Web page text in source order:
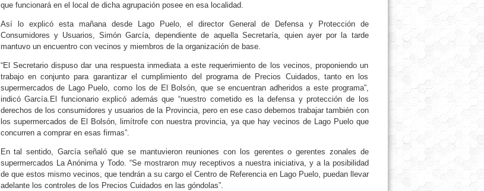
que funcionará en el local de dicha agrupación posee en esa localidad.
Así lo explicó esta mañana desde Lago Puelo, el director General de Defensa y Protección de
Consumidores y Usuarios, Simón García, dependiente de aquella Secretaría, quien ayer por la tarde
mantuvo un encuentro con vecinos y miembros de la organización de base.
“El Secretario dispuso dar una respuesta inmediata a este requerimiento de los vecinos, proponiendo un
trabajo en conjunto para garantizar el cumplimiento del programa de Precios Cuidados, tanto en los
supermercados de Lago Puelo, como los de El Bolsón, que se encuentran adheridos a este programa”,
indicó García. El funcionario explicó además que “nuestro cometido es la defensa y protección de los
derechos de los consumidores y usuarios de la Provincia, pero en ese caso debemos trabajar también con
los supermercados de El Bolsón, limítrofe con nuestra provincia, ya que hay vecinos de Lago Puelo que
concurren a comprar en esas firmas”.
En tal sentido, García señaló que se mantuvieron reuniones con los gerentes o gerentes zonales de
supermercados La Anónima y Todo. “Se mostraron muy receptivos a nuestra iniciativa, y a la posibilidad
de que estos mismo vecinos, que tendrán a su cargo el Centro de Referencia en Lago Puelo, puedan llevar
adelante los controles de los Precios Cuidados en las góndolas”.